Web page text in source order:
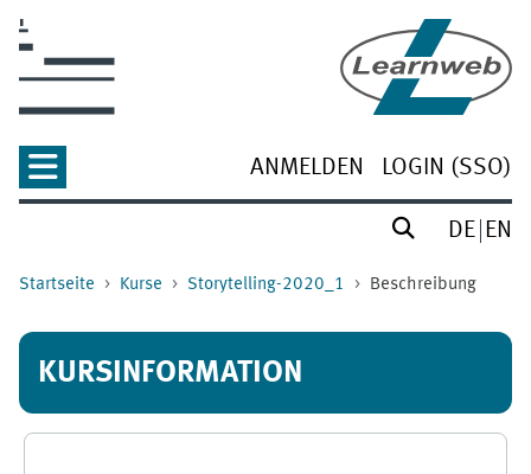
ANMELDEN LOGIN (SSO)
DE EN
Startseite Kurse Storytelling-2020_1 Beschreibung
KURSINFORMATION